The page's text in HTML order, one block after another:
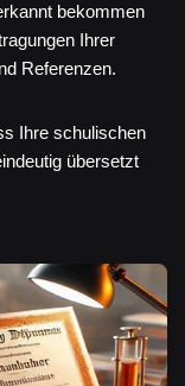
bekommen
Ihrer
Referenzen.
Ihre schulischen
übersetzt